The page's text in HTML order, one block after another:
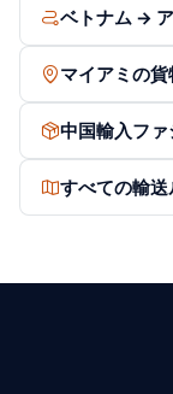
ベトナム →
マイアミの
中国輸入フ
すべての輸送